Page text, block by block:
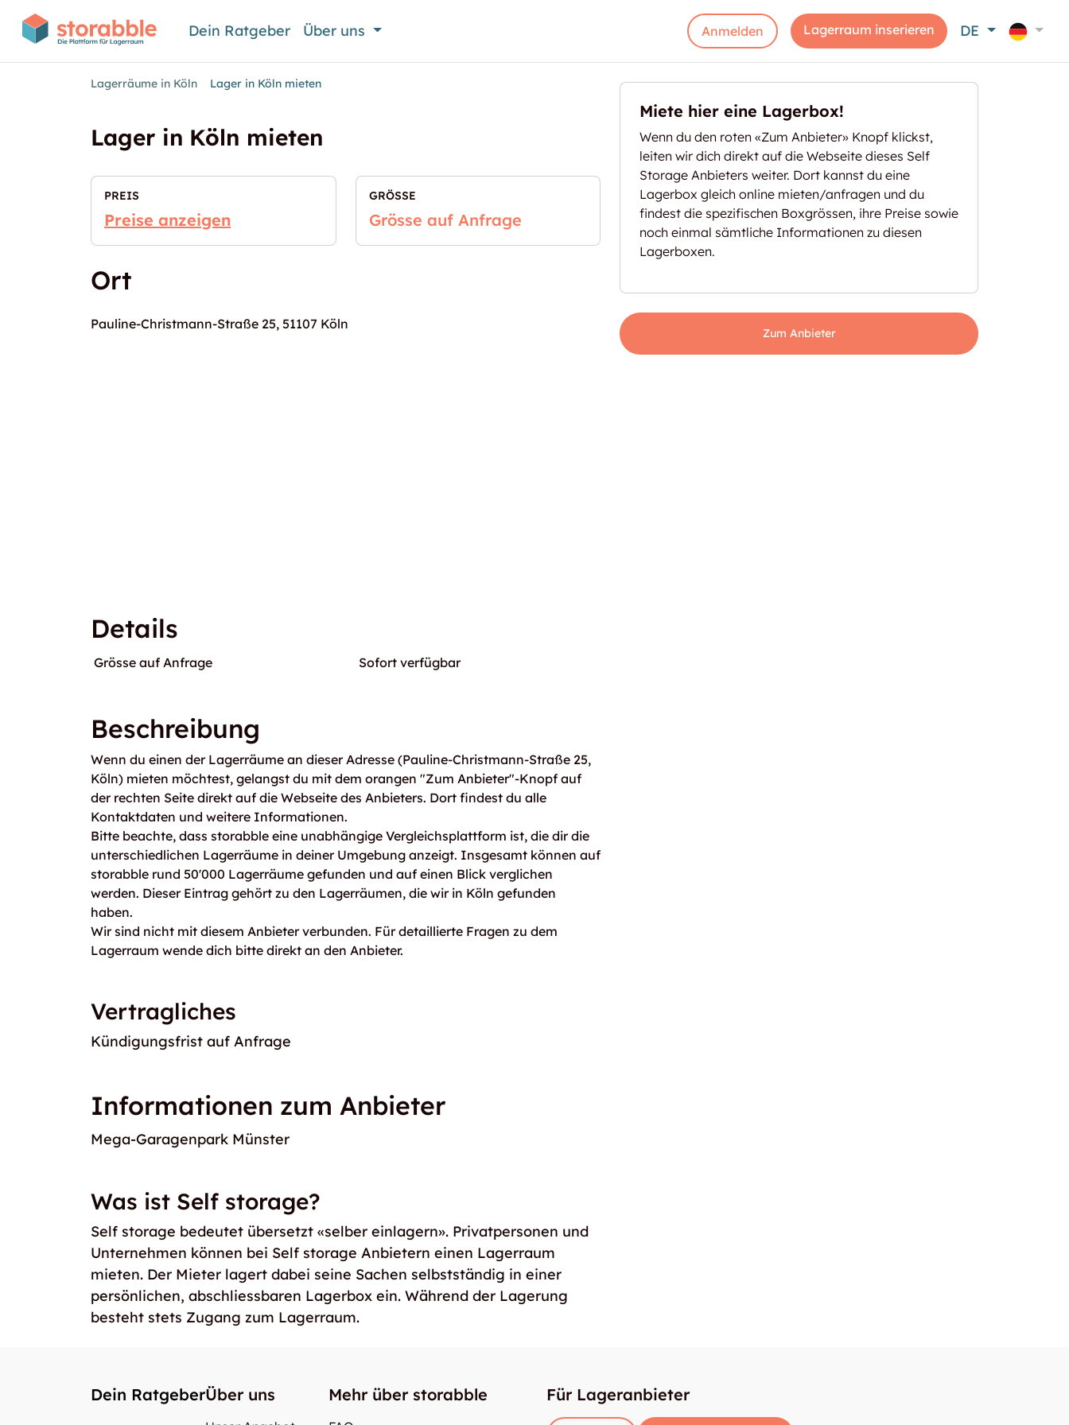
Dein Ratgeber Über uns Anmelden Lagerraum inserieren DE
Lagerräume in Köln Lager in Köln mieten
Lager in Köln mieten
PREIS
Preise anzeigen
GRÖSSE
Grösse auf Anfrage
Ort
Pauline-Christmann-Straße 25, 51107 Köln
Details
Grösse auf Anfrage Sofort verfügbar
Beschreibung
Wenn du einen der Lagerräume an dieser Adresse (Pauline-Christmann-Straße 25,
Köln) mieten möchtest, gelangst du mit dem orangen "Zum Anbieter"-Knopf auf
der rechten Seite direkt auf die Webseite des Anbieters. Dort findest du alle
Kontaktdaten und weitere Informationen.
Bitte beachte, dass storabble eine unabhängige Vergleichsplattform ist, die dir die
unterschiedlichen Lagerräume in deiner Umgebung anzeigt. Insgesamt können auf
storabble rund 50'000 Lagerräume gefunden und auf einen Blick verglichen
werden. Dieser Eintrag gehört zu den Lagerräumen, die wir in Köln gefunden
haben.
Wir sind nicht mit diesem Anbieter verbunden. Für detaillierte Fragen zu dem
Lagerraum wende dich bitte direkt an den Anbieter.
Vertragliches
Kündigungsfrist auf Anfrage
Informationen zum Anbieter
Mega-Garagenpark Münster
Was ist Self storage?
Self storage bedeutet übersetzt «selber einlagern». Privatpersonen und
Unternehmen können bei Self storage Anbietern einen Lagerraum
mieten. Der Mieter lagert dabei seine Sachen selbstständig in einer
persönlichen, abschliessbaren Lagerbox ein. Während der Lagerung
besteht stets Zugang zum Lagerraum.
Miete hier eine Lagerbox!
Wenn du den roten «Zum Anbieter» Knopf klickst,
leiten wir dich direkt auf die Webseite dieses Self
Storage Anbieters weiter. Dort kannst du eine
Lagerbox gleich online mieten/anfragen und du
findest die spezifischen Boxgrössen, ihre Preise sowie
noch einmal sämtliche Informationen zu diesen
Lagerboxen.
Zum Anbieter
Dein RatgeberÜber uns Mehr über storabble Für Lageranbieter